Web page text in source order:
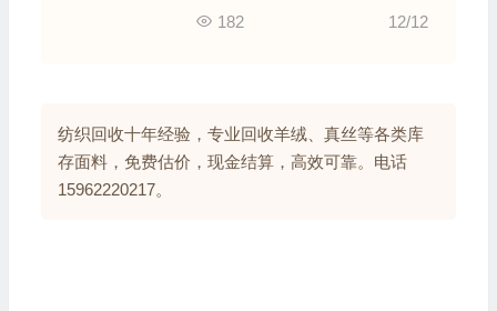
12/12
182
纺织回收十年经验，专业回收羊绒、真丝等各类库
存面料，免费估价，现金结算，高效可靠。电话
15962220217。